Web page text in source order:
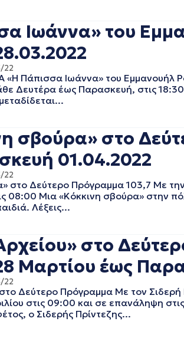
ΙΟΥΛΙΟΣ 2023
ΙΟΥΝΙΟΣ 2023
ΜΑΙΟΣ 2023
ΑΠΡΙΛΙΟΣ 2023
ΜΑΡΤΙΟΣ 2023
ΦΕΒΡΟΥΑΡΙΟΣ 2023
ΔΕΚΕΜΒΡΙΟΣ 2022
ΝΟΕΜΒΡΙΟΣ 2022
ΟΚΤΩΒΡΙΟΣ 2022
ΣΕΠΤΕΜΒΡΙΟΣ 2022
ΑΥΓΟΥΣΤΟΣ 2022
ΙΟΥΛΙΟΣ 2022
ΙΟΥΝΙΟΣ 2022
ΑΠΡΙΛΙΟΣ 2022
ΜΑΡΤΙΟΣ 2022
ΦΕΒΡΟΥΑΡΙΟΣ 2022
ΙΑΝΟΥΑΡΙΟΣ 2022
ΔΕΚΕΜΒΡΙΟΣ 2021
ΝΟΕΜΒΡΙΟΣ 2021
ΟΚΤΩΒΡΙΟΣ 2021
Ιωάννα» του
22
Πάπισσα Ιωάννα» του Εμμανουήλ
Δευτέρα έως Παρασκευή, στις
σβούρα» στο
01.04.2022
22
στο Δεύτερο Πρόγραμμα 103,7 Με
08:00 Μια «Κόκκινη σβούρα» στην
Λέξεις...
στο
Μαρτίου έως
22
στο Δεύτερο Πρόγραμμα Με τον
στις 09:00 και σε επανάληψη
ο Σιδερής Πρίντεζης...